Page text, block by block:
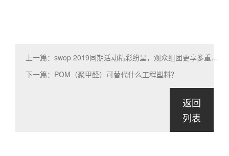
上一篇：swop 2019同期活动精彩纷呈，观众组团更享多重福利
下一篇：POM（聚甲醛）可替代什么工程塑料？
返回
列表